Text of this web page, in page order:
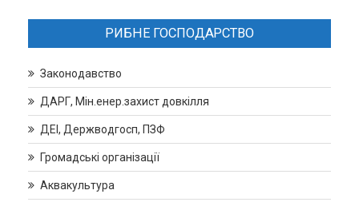
РИБНЕ ГОСПОДАРСТВО
Законодавство
ДАРГ, Мін.енер.захист довкілля
ДЕІ, Держводгосп, ПЗФ
Громадські організації
Аквакультура